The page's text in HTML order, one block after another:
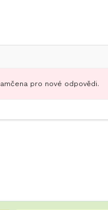
pro nové odpovědi.